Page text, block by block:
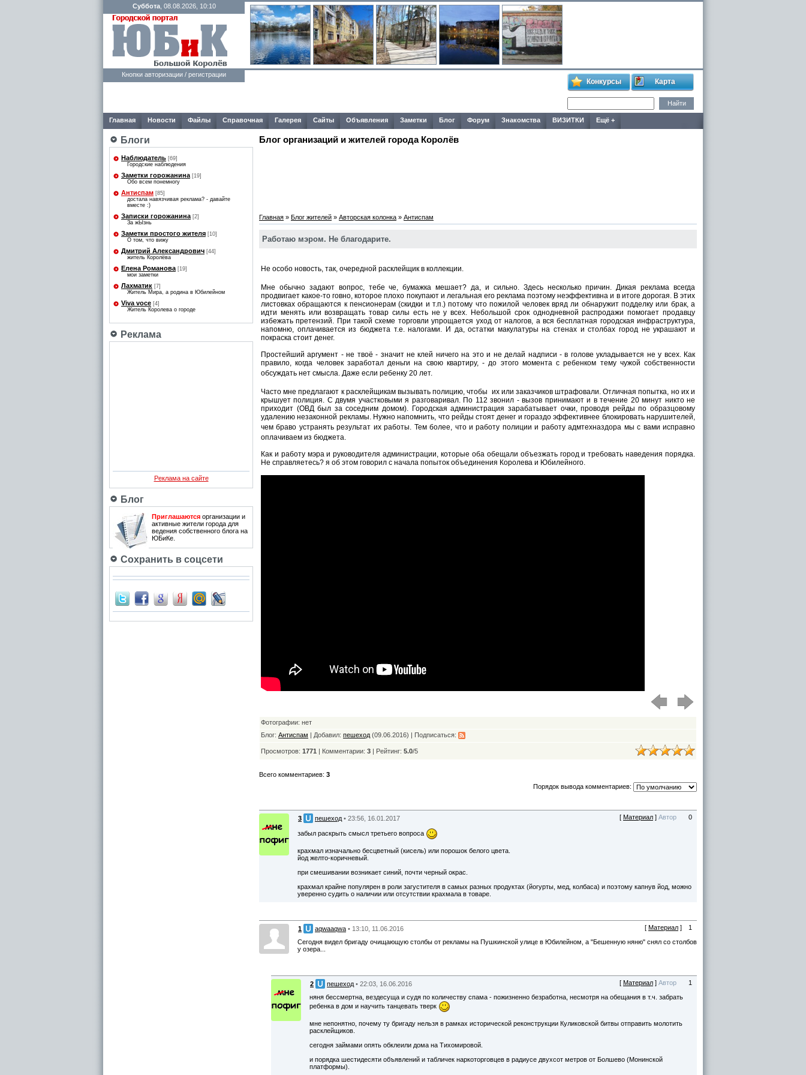
Суббота, 08.08.2026, 10:10
Кнопки авторизации / регистрации
Конкурсы Карта
Главная Новости Файлы Справочная Галерея Сайты Объявления Заметки Блог Форум Знакомства ВИЗИТКИ Ещё +
Блоги
Наблюдатель [69]
Городские наблюдения
Заметки горожанина [19]
Обо всем понемногу
Антиспам [85]
достала навязчивая реклама? - давайте
вместе :)
Записки горожанина [2]
За жЫзнь
Заметки простого жителя [10]
О том, что вижу
Дмитрий Александрович [44]
житель Королёва
Елена Романова [19]
мои заметки
Лахматик [7]
Житель Мира, а родина в Юбилейном
Viva voce [4]
Житель Королева о городе
Реклама
Реклама на сайте
Блог
Приглашаются организации и
активные жители города для
ведения собственного блога на
ЮБиКе.
Сохранить в соцсети
Блог организаций и жителей города Королёв
Главная » Блог жителей » Авторская колонка » Антиспам
Работаю мэром. Не благодарите.
Не особо новость, так, очередной расклейщик в коллекции.
Мне обычно задают вопрос, тебе че, бумажка мешает? да, и сильно. Здесь несколько причин. Дикая реклама всегда
продвигает какое-то говно, которое плохо покупают и легальная его реклама поэтому неэффективна и в итоге дорогая. В этих
листовках обращаются к пенсионерам (скидки и т.п.) потому что пожилой человек вряд ли обнаружит подделку или брак, а
идти менять или возвращать товар силы есть не у всех. Небольшой срок однодневной распродажи помогает продавцу
избежать претензий. При такой схеме торговли упрощается уход от налогов, а вся бесплатная городская инфраструктура,
напомню, оплачивается из бюджета т.е. налогами. И да, остатки макулатуры на стенах и столбах город не украшают и
покраска стоит денег.
Простейший аргумент - не твоё - значит не клей ничего на это и не делай надписи - в голове укладывается не у всех. Как
правило, когда человек заработал деньги на свою квартиру, - до этого момента с ребенком тему чужой собственности
обсуждать нет смысла. Даже если ребенку 20 лет.
Часто мне предлагают к расклейщикам вызывать полицию, чтобы их или заказчиков штрафовали. Отличная попытка, но их и
крышует полиция. С двумя участковыми я разговаривал. По 112 звонил - вызов принимают и в течение 20 минут никто не
приходит (ОВД был за соседним домом). Городская администрация зарабатывает очки, проводя рейды по образцовому
удалению незаконной рекламы. Нужно напомнить, что рейды стоят денег и гораздо эффективнее блокировать нарушителей,
чембраво устранять результат их работы. Тем более, что и работу полиции и работу адмтехназдора мы с вами исправно
оплачиваем из бюджета.
Как и работу мэра и руководителя администрации, которые оба обещали объезжать город и требовать наведения порядка.
Не справляетесь? я об этом говорил с начала попыток объединения Королева и Юбилейного.
Фотографии: нет
Блог: Антиспам | Добавил: пешеход (09.06.2016) | Подписаться:
Просмотров: 1771 | Комментарии: 3 | Рейтинг: 5.0/5
Всего комментариев: 3
Порядок вывода комментариев:
[ Материал ] Автор 0
3 пешеход • 23:56, 16.01.2017
забыл раскрыть смысл третьего вопроса
крахмал изначально бесцветный (кисель) или порошок белого цвета.
йод желто-коричневый.
при смешивании возникает синий, почти черный окрас.
крахмал крайне популярен в роли загустителя в самых разных продуктах (йогурты, мед, колбаса) и поэтому капнув йод, можно
уверенно судить о наличии или отсутствии крахмала в товаре.
[ Материал ] 1
1 aqwaaqwa • 13:10, 11.06.2016
Сегодня видел бригаду очищающую столбы от рекламы на Пушкинской улице в Юбилейном, а "Бешенную няню" снял со столбов
у озера...
[ Материал ] Автор 1
2 пешеход • 22:03, 16.06.2016
няня бессмертна, вездесуща и судя по количеству спама - пожизненно безработна, несмотря на обещания в т.ч. забрать
ребенка в дом и научить танцевать тверк
мне непонятно, почему ту бригаду нельзя в рамках исторической реконструкции Куликовской битвы отправить молотить
расклейщиков.
сегодня займами опять обклеили дома на Тихомировой.
и порядка шестидесяти объявлений и табличек наркоторговцев в радиусе двухсот метров от Болшево (Монинской
платформы).